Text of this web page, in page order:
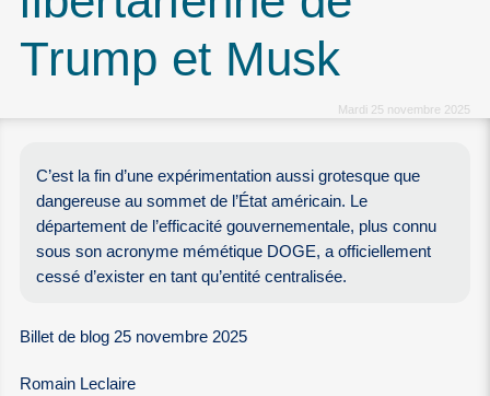
Trump et Musk
Mardi 25 novembre 2025
C’est la fin d’une expérimentation aussi grotesque que
dangereuse au sommet de l’État américain. Le
département de l’efficacité gouvernementale, plus connu
sous son acronyme mémétique DOGE, a officiellement
cessé d’exister en tant qu’entité centralisée.
Billet de blog 25 novembre 2025
Romain Leclaire